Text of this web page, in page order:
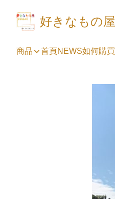
好きなもの屋
商品 首頁NEWS如何購買